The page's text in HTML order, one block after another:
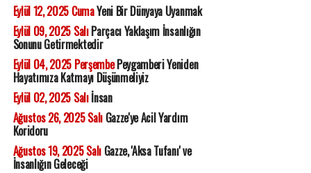
Eylül 12, 2025 CumaYeni Bir Dünyaya Uyanmak
Eylül 09, 2025 SalıParçacı Yaklaşım İnsanlığın
Sonunu Getirmektedir
Eylül 04, 2025 PerşembePeygamberi Yeniden
Hayatımıza Katmayı Düşünmeliyiz
Eylül 02, 2025 Salıİnsan
Ağustos 26, 2025 SalıGazze'ye Acil Yardım
Koridoru
Ağustos 19, 2025 SalıGazze, 'Aksa Tufanı' ve
İnsanlığın Geleceği